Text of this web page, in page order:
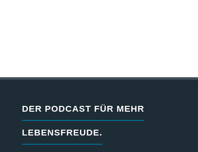
DER PODCAST FÜR MEHR
LEBENSFREUDE.